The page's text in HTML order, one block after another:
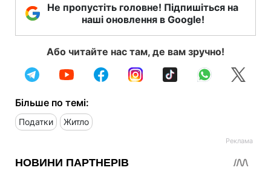
Не пропустіть головне! Підпишіться на
наші оновлення в Google!
Або читайте нас там, де вам зручно!
Більше по темі:
Податки Житло